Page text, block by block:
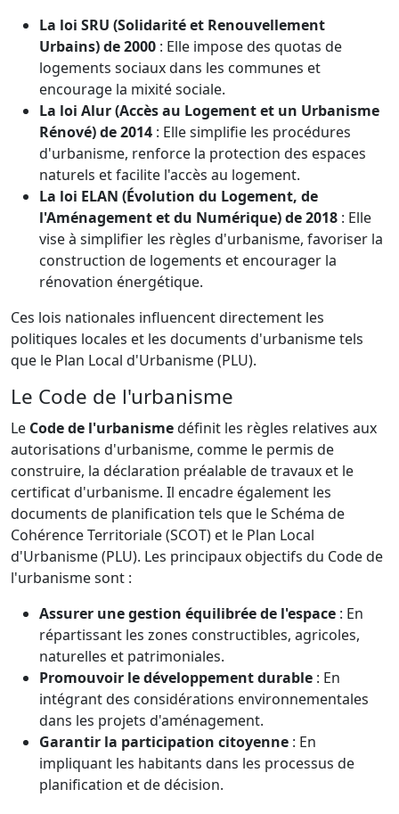
La loi SRU (Solidarité et Renouvellement
Urbains) de 2000 : Elle impose des quotas de
logements sociaux dans les communes et
encourage la mixité sociale.
La loi Alur (Accès au Logement et un Urbanisme
Rénové) de 2014 : Elle simplifie les procédures
d'urbanisme, renforce la protection des espaces
naturels et facilite l'accès au logement.
La loi ELAN (Évolution du Logement, de
l'Aménagement et du Numérique) de 2018 : Elle
vise à simplifier les règles d'urbanisme, favoriser la
construction de logements et encourager la
rénovation énergétique.
Ces lois nationales influencent directement les
politiques locales et les documents d'urbanisme tels
que le Plan Local d'Urbanisme (PLU).
Le Code de l'urbanisme
Le Code de l'urbanismedéfinit les règles relatives aux
autorisations d'urbanisme, comme le permis de
construire, la déclaration préalable de travaux et le
certificat d'urbanisme. Il encadre également les
documents de planification tels que le Schéma de
Cohérence Territoriale (SCOT) et le Plan Local
d'Urbanisme (PLU). Les principaux objectifs du Code de
l'urbanisme sont :
Assurer une gestion équilibrée de l'espace : En
répartissant les zones constructibles, agricoles,
naturelles et patrimoniales.
Promouvoir le développement durable : En
intégrant des considérations environnementales
dans les projets d'aménagement.
Garantir la participation citoyenne : En
impliquant les habitants dans les processus de
planification et de décision.